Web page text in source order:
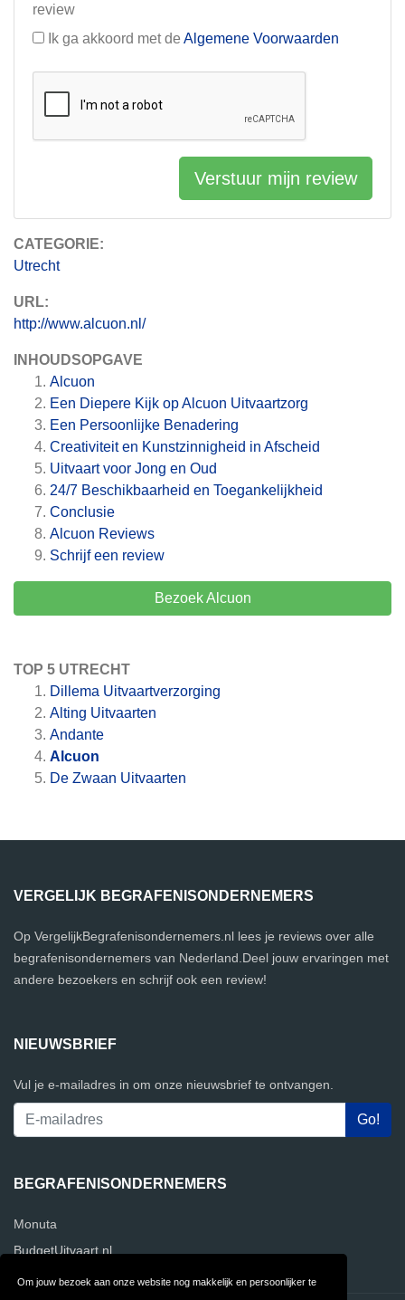
Om jouw bezoek aan onze website nog makkelijk en persoonlijker te
CATEGORIE:
Utrecht
URL:
http://www.alcuon.nl/
INHOUDSOPGAVE
Alcuon
Een Diepere Kijk op Alcuon Uitvaartzorg
Een Persoonlijke Benadering
Creativiteit en Kunstzinnigheid in Afscheid
Uitvaart voor Jong en Oud
24/7 Beschikbaarheid en Toegankelijkheid
Conclusie
Alcuon Reviews
Schrijf een review
Bezoek Alcuon
TOP 5 UTRECHT
Dillema Uitvaartverzorging
Alting Uitvaarten
Andante
Alcuon
De Zwaan Uitvaarten
review
Ik ga akkoord met de Algemene Voorwaarden
Verstuur mijn review
VERGELIJK BEGRAFENISONDERNEMERS
Op VergelijkBegrafenisondernemers.nl lees je reviews over alle
begrafenisondernemers van Nederland.Deel jouw ervaringen met
andere bezoekers en schrijf ook een review!
NIEUWSBRIEF
Vul je e-mailadres in om onze nieuwsbrief te ontvangen.
BEGRAFENISONDERNEMERS
Monuta
BudgetUitvaart.nl